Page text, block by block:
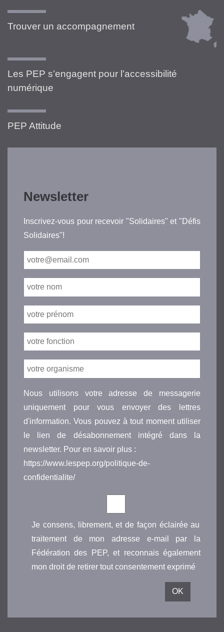
Trouver un accompagnement
Les PEP s’engagent pour l’accessibilité
numérique
PEP Attitude
Newsletter
Inscrivez-vous pour recevoir "Solidaires" et "Défis
Solidaires"!
Nous utilisons votre adresse de messagerie
uniquement pour vous envoyer des lettres
d'information. Vous pouvez à tout moment utiliser
le lien de désabonnement intégré dans la
newsletter. Pour en savoir plus :
https://www.lespep.org/politique-de-
confidentialite/
Je consens, librement, et de façon éclairée au
traitement de mon adresse e-mail par la
Fédération des PEP, et reconnais également
mon droit de retirer tout consentement exprimé